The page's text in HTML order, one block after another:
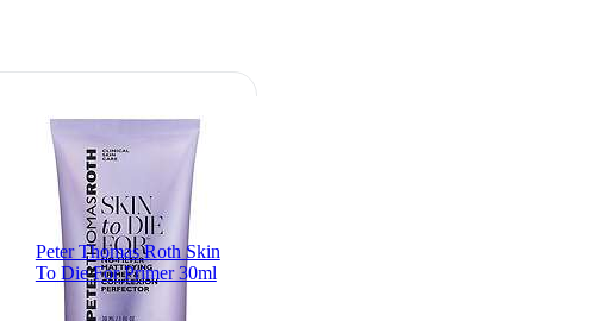
Peter Thomas Roth Skin
To Die For Primer 30ml